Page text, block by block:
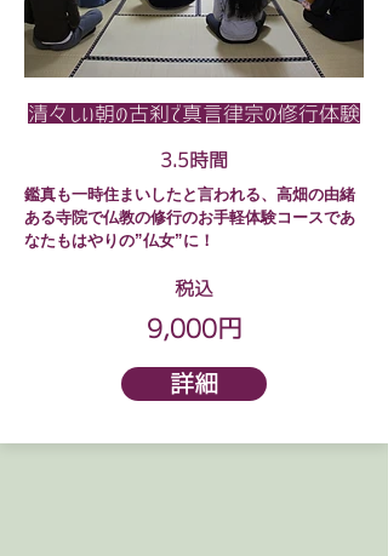
3.5時間
鑑真も一時住まいしたと言われる、高畑の由緒
ある寺院で仏教の修行のお手軽体験コースであ
なたもはやりの”仏女”に！
清々しい朝の古刹で真言律宗の修行体験
税込
9,000円
詳細